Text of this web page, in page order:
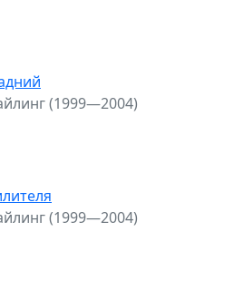
(1999—2004)
(1999—2004)